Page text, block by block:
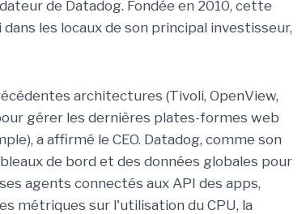
de Datadog. Fondée en 2010, cette
les locaux de son principal investisseur,
architectures (Tivoli, OpenView,
gérer les dernières plates-formes web
a affirmé le CEO. Datadog, comme son
de bord et des données globales pour
agents connectés aux API des apps,
métriques sur l'utilisation du CPU, la